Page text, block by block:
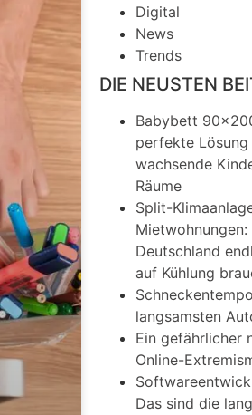
Digital
News
Trends
DIE NEUSTEN
Babybett
perfekte
wachsende
Räume
Split-
Mietwohnungen:
Deutschland
auf Kühlung
langsamsten
Ein gefährlicher
Online-
Das sind die